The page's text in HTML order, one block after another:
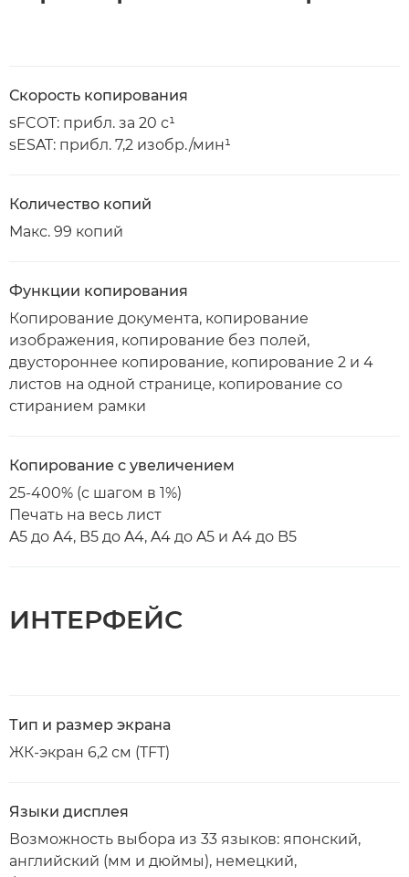
Скорость копирования
sFCOT: прибл. за 20 с¹
sESAT: прибл. 7,2 изобр./мин¹
Количество копий
Макс. 99 копий
Функции копирования
Копирование документа, копирование
изображения, копирование без полей,
двустороннее копирование, копирование 2 и 4
листов на одной странице, копирование со
стиранием рамки
Копирование с увеличением
25-400% (с шагом в 1%)
Печать на весь лист
A5 до A4, B5 до A4, A4 до A5 и A4 до B5
ИНТЕРФЕЙС
Тип и размер экрана
ЖК-экран 6,2 см (TFT)
Языки дисплея
Возможность выбора из 33 языков: японский,
английский (мм и дюймы), немецкий,